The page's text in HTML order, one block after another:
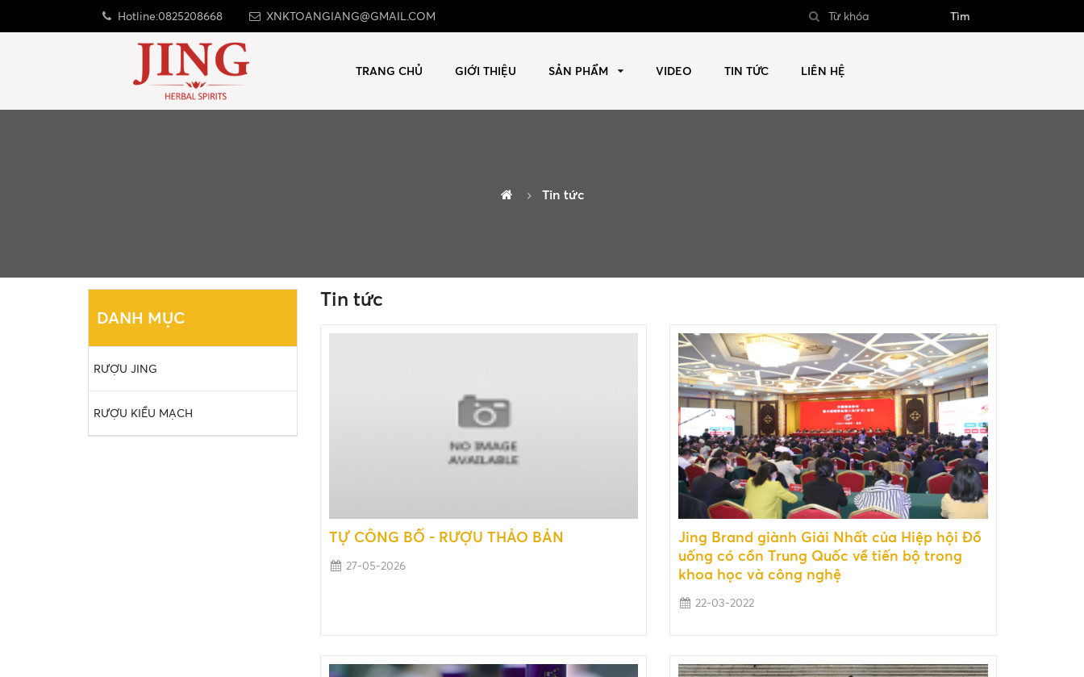
Hotline:0825208668 XNKTOANGIANG@GMAIL.COM Tìm
TRANG CHỦ GIỚI THIỆU SẢN PHẨM VIDEO TIN TỨC LIÊN HỆ
Tin tức
DANH MỤC
RƯỢU JING
RƯỢU KIỀU MẠCH
Tin tức
TỰ CÔNG BỐ - RƯỢU THẢO BẢN
27-05-2026
Jing Brand giành Giải Nhất của Hiệp hội Đồ
uống có cồn Trung Quốc về tiến bộ trong
khoa học và công nghệ
22-03-2022